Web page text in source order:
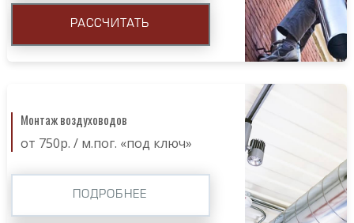
РАССЧИТАТЬ
Монтаж воздуховодов
от 750р. / м.пог. «под ключ»
ПОДРОБНЕЕ